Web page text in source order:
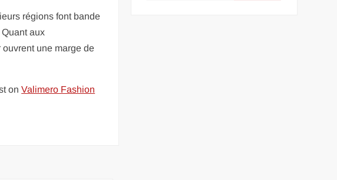
régions font bande
aux
une marge de
onValimero Fashion